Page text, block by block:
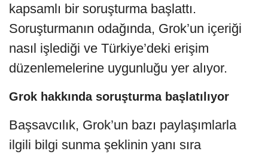
kapsamlı bir soruşturma başlattı.
Soruşturmanın odağında, Grok’un içeriği
nasıl işlediği ve Türkiye’deki erişim
düzenlemelerine uygunluğu yer alıyor.
Grok hakkında soruşturma başlatılıyor
Başsavcılık, Grok’un bazı paylaşımlarla
ilgili bilgi sunma şeklinin yanı sıra